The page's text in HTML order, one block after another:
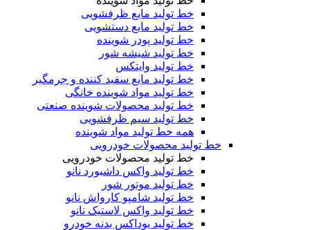
خط تولید مایع ظرفشویی
خط تولید مایع دستشویی
خط تولید پودر شوینده
خط تولید شیشه شور
خط تولید وایتکس
خط تولید مایع سفید کننده و جرمگیر
خط تولید مواد شوینده خانگی
خط تولید محصولات شوینده صنعتی
خط تولید سیم ظرفشویی
همه خط تولید مواد شوینده
خط تولید محصولات خودرویی
خط تولید محصولات خودرویی
خط تولید واکس داشبورد نانو
خط تولید موتور شور
خط تولید شامپو کارواش نانو
خط تولید واکس لاستیک نانو
خط تولید یوداکس بدنه خودرو